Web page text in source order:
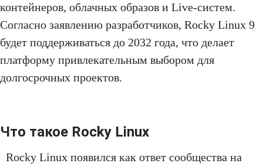
контейнеров, облачных образов и Live-систем.
Согласно заявлению разработчиков, Rocky Linux 9
будет поддерживаться до 2032 года, что делает
платформу привлекательным выбором для
долгосрочных проектов.
Что такое Rocky Linux
Rocky Linux появился как ответ сообщества на